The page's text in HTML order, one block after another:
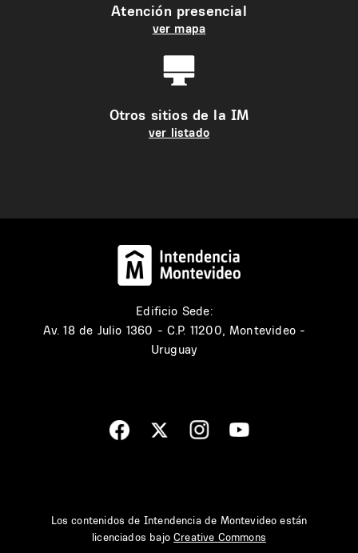
Atención presencial
ver mapa
Otros sitios de la IM
ver listado
Edificio Sede:
Av. 18 de Julio 1360 - C.P. 11200, Montevideo -
Uruguay
Los contenidos de Intendencia de Montevideo están
licenciados bajoCreative Commons